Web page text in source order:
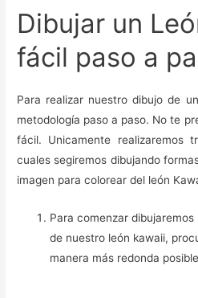
Dibujar un
fácil paso a
Para realizar nuestro dibujo de
metodología paso a paso. No te
fácil. Unicamente realizaremos
cuales segiremos dibujando
imagen para colorear del león
Para comenzar
de nuestro león kawaii,
manera más redonda